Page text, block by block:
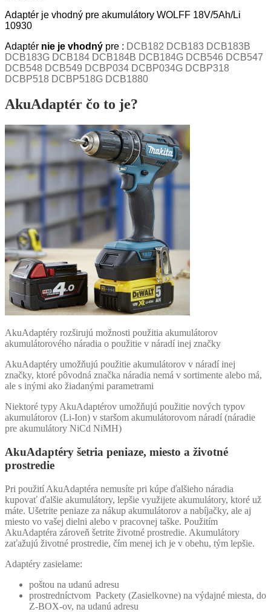
Adaptér je vhodný pre akumulátory WOLFF 18V/5Ah/Li
10930
Adaptér nie je vhodný pre : DCB182 DCB183 DCB183B
DCB183G DCB184 DCB184B DCB184G DCB546 DCB547
DCB548 DCB549 DCBP034 DCBP034G DCBP318
DCBP518 DCBP518G DCB1880
AkuAdaptér čo to je?
AkuAdaptéry rozširujú možnosti použitia akumulátorov
akumulátorového náradia o použitie v náradí inej značky
AkuAdaptéry umožňujú použitie akumulátorov v náradí inej
značky, ktoré pôvodná značka náradia nemá v sortimente alebo má,
ale s inými ako žiadanými parametrami
Niektoré typy AkuAdaptérov umožňujú použitie nových typov
akumulátorov (Li-Ion) v staršom akumulátorovom náradí (náradie
pre akumulátory NiCd NiMH)
AkuAdaptéry šetria peniaze, miesto a životné
prostredie
Pri použití AkuAdaptéra nemusíte pri kúpe ďalšieho náradia
kupovať ďalšie akumulátory, lepšie využijete akumulátory, ktoré už
máte. Ušetrite peniaze za nákup akumulátorov a nabíjačky, ale aj
miesto vo vašej dielni alebo v pracovnej taške. Použitím
AkuAdaptéra zároveň šetrite životné prostredie. Akumulátory
zaťažujú životné prostredie, čím menej ich je v obehu, tým lepšie.
Adaptéry zasielame:
poštou na udanú adresu
prostredníctvom Packety (Zasielkovne) na výdajné miesta, do
Z-BOX-ov, na udanú adresu